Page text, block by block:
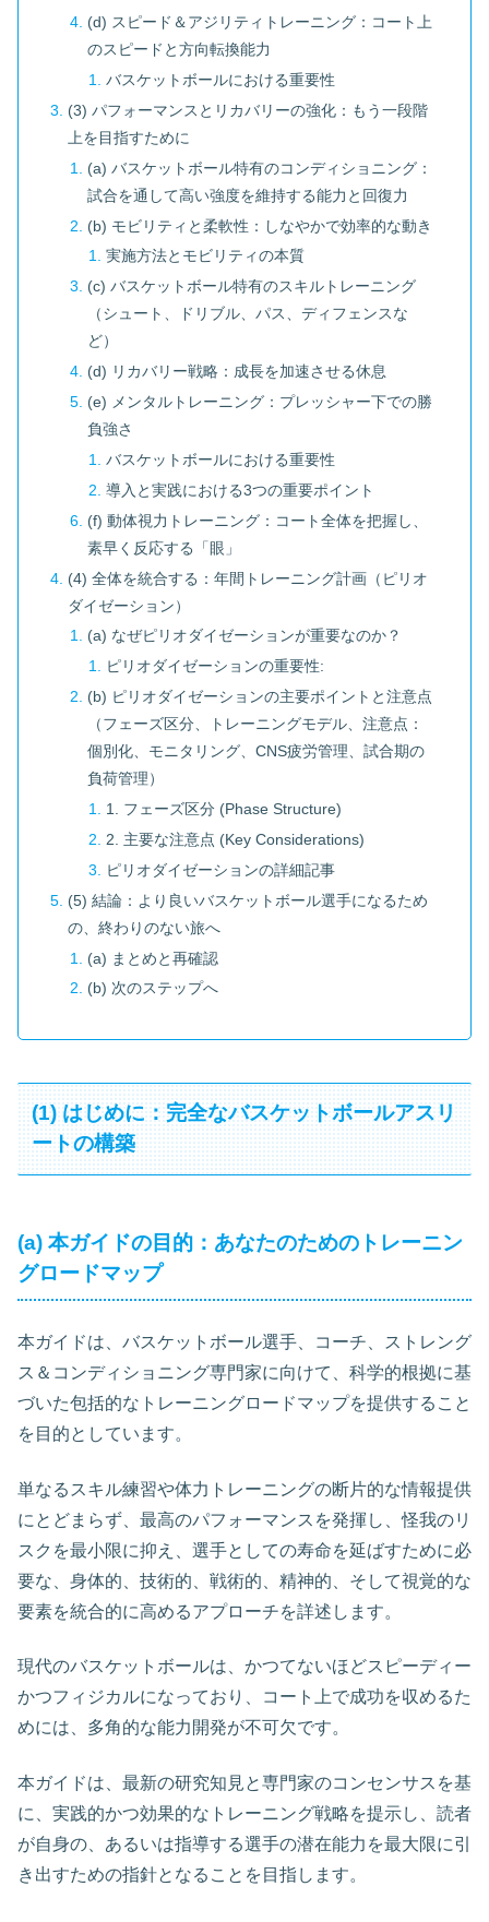
(d) スピード＆アジリティトレーニング：コート上
のスピードと方向転換能力
バスケットボールにおける重要性
(3) パフォーマンスとリカバリーの強化：もう一段階
上を目指すために
(a) バスケットボール特有のコンディショニング：
試合を通して高い強度を維持する能力と回復力
(b) モビリティと柔軟性：しなやかで効率的な動き
実施方法とモビリティの本質
(c) バスケットボール特有のスキルトレーニング
（シュート、ドリブル、パス、ディフェンスな
ど）
(d) リカバリー戦略：成長を加速させる休息
(e) メンタルトレーニング：プレッシャー下での勝
負強さ
バスケットボールにおける重要性
導入と実践における3つの重要ポイント
(f) 動体視力トレーニング：コート全体を把握し、
素早く反応する「眼」
(4) 全体を統合する：年間トレーニング計画（ピリオ
ダイゼーション）
(a) なぜピリオダイゼーションが重要なのか？
ピリオダイゼーションの重要性:
(b) ピリオダイゼーションの主要ポイントと注意点
（フェーズ区分、トレーニングモデル、注意点：
個別化、モニタリング、CNS疲労管理、試合期の
負荷管理）
1. フェーズ区分 (Phase Structure)
2. 主要な注意点 (Key Considerations)
ピリオダイゼーションの詳細記事
(5) 結論：より良いバスケットボール選手になるため
の、終わりのない旅へ
(a) まとめと再確認
(b) 次のステップへ
(1) はじめに：完全なバスケットボールアスリ
ートの構築
(a) 本ガイドの目的：あなたのためのトレーニン
グロードマップ
本ガイドは、バスケットボール選手、コーチ、ストレング
ス＆コンディショニング専門家に向けて、科学的根拠に基
づいた包括的なトレーニングロードマップを提供すること
を目的としています。
単なるスキル練習や体力トレーニングの断片的な情報提供
にとどまらず、最高のパフォーマンスを発揮し、怪我のリ
スクを最小限に抑え、選手としての寿命を延ばすために必
要な、身体的、技術的、戦術的、精神的、そして視覚的な
要素を統合的に高めるアプローチを詳述します。
現代のバスケットボールは、かつてないほどスピーディー
かつフィジカルになっており、コート上で成功を収めるた
めには、多角的な能力開発が不可欠です。
本ガイドは、最新の研究知見と専門家のコンセンサスを基
に、実践的かつ効果的なトレーニング戦略を提示し、読者
が自身の、あるいは指導する選手の潜在能力を最大限に引
き出すための指針となることを目指します。